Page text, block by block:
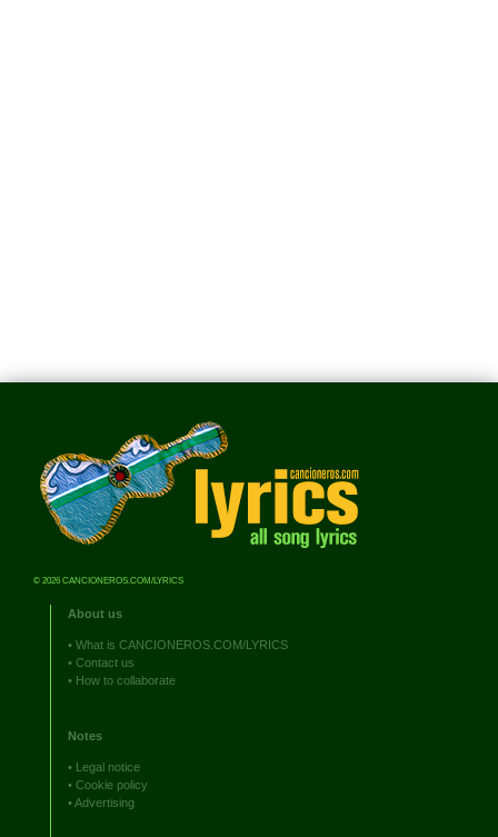
© 2026 CANCIONEROS.COM/LYRICS
About us
• What is CANCIONEROS.COM/LYRICS
• Contact us
• How to collaborate
Notes
• Legal notice
• Cookie policy
•Advertising